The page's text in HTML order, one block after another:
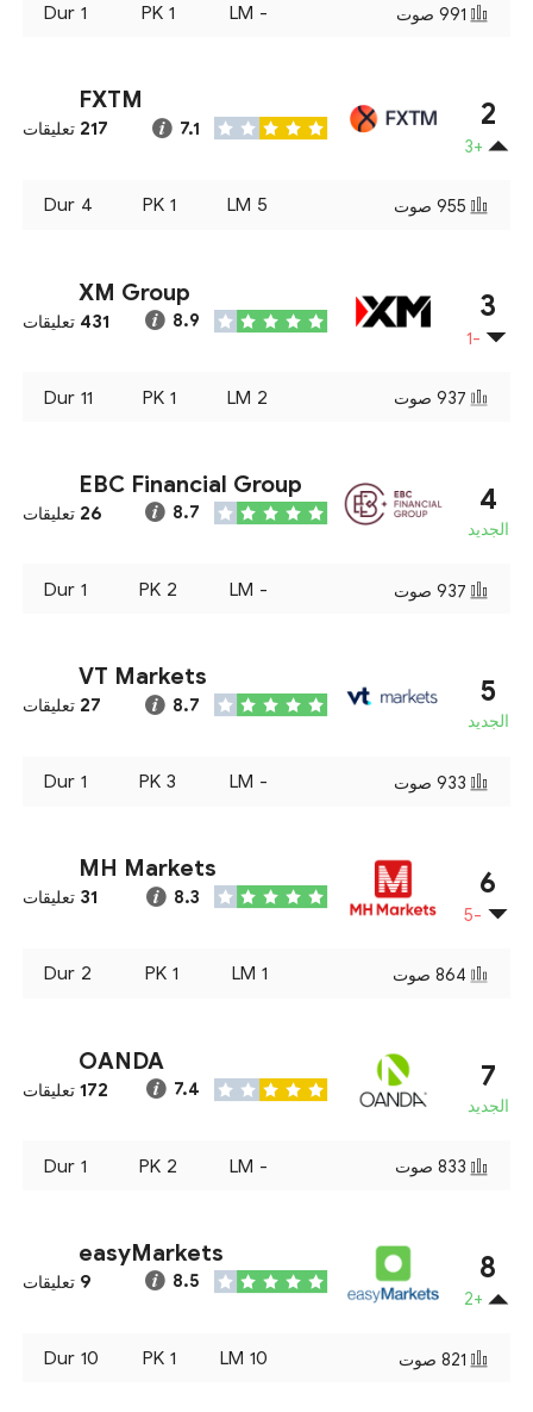
991 صوت -
LM
1
PK
1
Dur
2
+3
FXTM
7.1
217 تعليقات
955 صوت 5
LM
1
PK
4
Dur
3
-1
XM Group
8.9
431 تعليقات
937 صوت 2
LM
1
PK
11
Dur
4
الجديد
EBC Financial Group
8.7
26 تعليقات
937 صوت -
LM
2
PK
1
Dur
5
الجديد
VT Markets
8.7
27 تعليقات
933 صوت -
LM
3
PK
1
Dur
6
-5
MH Markets
8.3
31 تعليقات
864 صوت 1
LM
1
PK
2
Dur
7
الجديد
OANDA
7.4
172 تعليقات
833 صوت -
LM
2
PK
1
Dur
8
+2
easyMarkets
8.5
9 تعليقات
821 صوت 10
LM
1
PK
10
Dur